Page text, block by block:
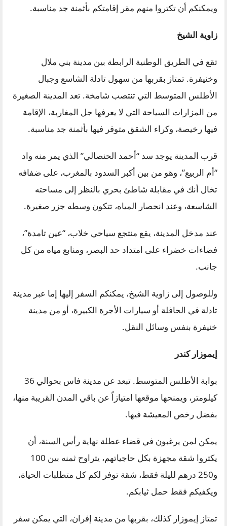
ويمكنكم أن تكتروا منهم مقر إقامتكم بأثمنة جد مناسبة.
زاوية الشيخ
تقع في الطريق الوطنية الرابطة بين مدينة بني ملال
وخنيفرة. تمتاز بقربها من سهول تادلة الشاسع وجبال
الأطلس المتوسط التي تنتصب شامخة. تعد المدينة الصغيرة
من المزارات السياحة التي لا يعرفها جل المغاربة، الإقامة
فيها رخيصة، وكراء الشقق متوفر فيها بأثمنة جد مناسبة.
قرب المدينة يوجد سد “أحمد الحنصالي” الذي يمر منه واد
“أم الربيع”، وهو من بين أكبر السدود بالمغرب، على ضفافه
تخال أنك في مقابلة شاطئ بحري بالنظر إلى مساحته
الشاسعة، وعند انحصار المياه، تتكون وسطه جزر صغيرة.
عند مدخل المدينة، يقع منتجع سياحي خلاب، “عين تامدة”،
فضاءات خضراء على امتداد حد البصر، ومنابع مياه من كل
جانب.
وللوصول إلى زاوية الشيخ، يمكنكم السفر إليها إما عبر مدينة
تادلة في الحافلة أو سيارات الأجرة الكبيرة، أو من مدينة
خنيفرة بنفس وسائل النقل.
إيموزار كندر
بوابة الأطلس المتوسط. تبعد عن مدينة فاس بحوالي 36
كيلومتر، ويمنحها موقعها امتيازاً عن باقي المدن القريبة منها،
بفضل رخص المعيشة فيها.
يمكن لمن يرغبون في قضاء عطلة نهاية رأس السنة، أن
يكتروا شقة مجهزة بكل حاجياتهم، يتراوح ثمنه بين 100
و250 درهم لليلة فقط، شقة توفر لكم كل متطلبات الحياة،
ويكفيكم فقط حمل ثيابكم.
تمتاز إيموزار كذلك، بقربها من مدينة إفران، التي يمكن سفر